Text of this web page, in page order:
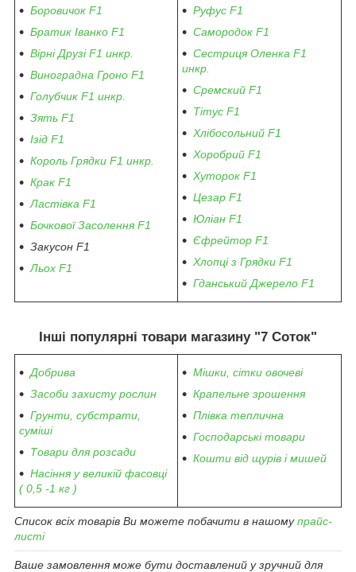
Боровичок F1
Братик Іванко F1
Вірні Друзі F1 инкр.
Виноградна Гроно F1
Голубчик F1 инкр.
Зять F1
Ізід F1
Король Грядки F1 инкр.
Крак F1
Ластівка F1
Бочкової Засолення F1
Закусон F1
Льох F1
Руфус F1
Самородок F1
Сестриця Оленка F1
инкр.
Сремский F1
Тітус F1
Хлібосольний F1
Хоробрий F1
Хуторок F1
Цезар F1
Юліан F1
Єфрейтор F1
Хлопці з Грядки F1
Гданський Джерело F1
Інші популярні товари магазину "7 Соток"
Добрива
Засоби захисту рослин
Грунти, субстрати,
суміші
Товари для розсади
Насіння у великій фасовці
( 0,5 -1 кг )
Мішки, сітки овочеві
Крапельне зрошення
Плівка теплична
Господарські товари
Кошти від щурів і мишей
Список всіх товарів Ви можете побачити в нашомупрайс-
листі
Ваше замовлення може бути доставлений у зручний для